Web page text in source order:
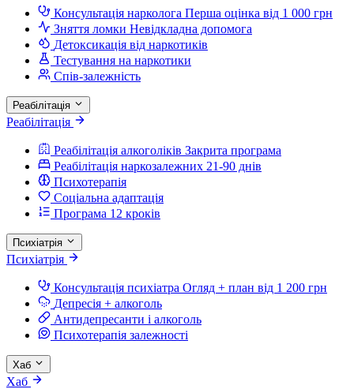
Консультація нарколога Перша оцінка від 1 000 грн
Зняття ломки Невідкладна допомога
Детоксикація від наркотиків
Тестування на наркотики
Спів-залежність
Реабілітація
Реабілітація
Реабілітація алкоголіків Закрита програма
Реабілітація наркозалежних 21-90 днів
Психотерапія
Соціальна адаптація
Програма 12 кроків
Психіатрія
Психіатрія
Консультація психіатра Огляд + план від 1 200 грн
Депресія + алкоголь
Антидепресанти і алкоголь
Психотерапія залежності
Хаб
Хаб